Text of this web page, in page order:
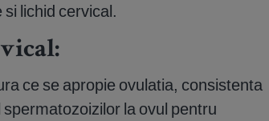
lichid cervical.
ce se apropie ovulatia, consistenta
la ovul pentru